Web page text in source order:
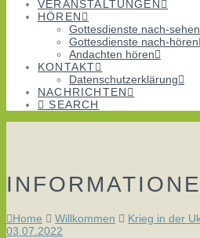
VERANSTALTUNGEN
HÖREN
Gottesdienste nach-sehen
Gottesdienste nach-hören
Andachten hören
KONTAKT
Datenschutzerklärung
NACHRICHTEN
SEARCH
Home Willkommen
Krieg in der
03.07.2022